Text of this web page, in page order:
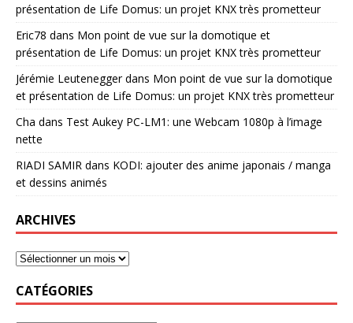
présentation de Life Domus: un projet KNX très prometteur
Eric78 dans Mon point de vue sur la domotique et
présentation de Life Domus: un projet KNX très prometteur
Jérémie Leuteneggerdans Mon point de vue sur la domotique
et présentation de Life Domus: un projet KNX très prometteur
Cha dans Test Aukey PC-LM1: une Webcam 1080p à l’image
nette
RIADI SAMIR dans KODI: ajouter des anime japonais / manga
et dessins animés
ARCHIVES
CATÉGORIES